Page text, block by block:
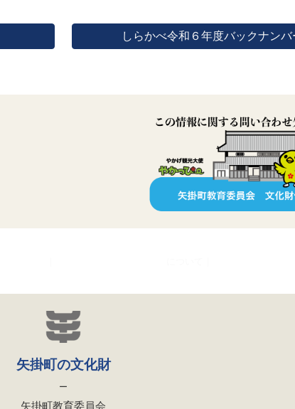
しらかべ令和６年度バックナン
矢掛町の文化財
ー
矢掛町教育委員会